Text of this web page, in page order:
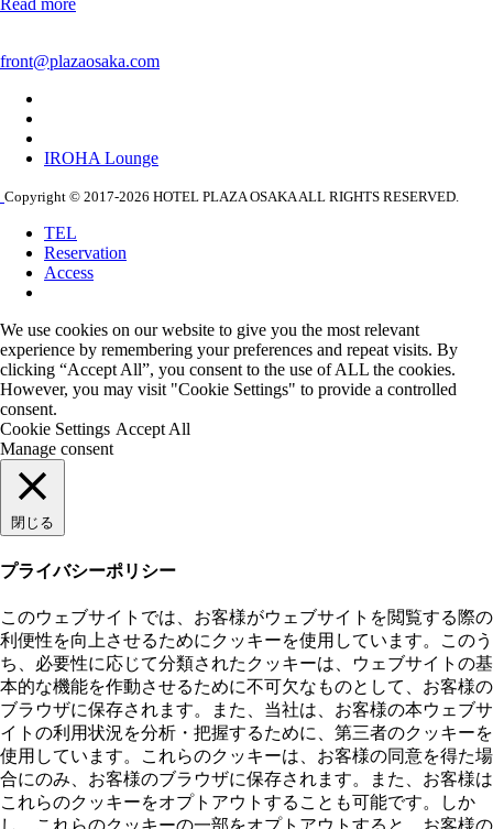
Read more
front@plazaosaka.com
IROHA Lounge
Copyright © 2017-2026 HOTEL PLAZA OSAKA ALL RIGHTS RESERVED.
TEL
Reservation
Access
We use cookies on our website to give you the most relevant
experience by remembering your preferences and repeat visits. By
clicking “Accept All”, you consent to the use of ALL the cookies.
However, you may visit "Cookie Settings" to provide a controlled
consent.
Cookie Settings Accept All
Manage consent
閉じる
プライバシーポリシー
このウェブサイトでは、お客様がウェブサイトを閲覧する際の
利便性を向上させるためにクッキーを使用しています。このう
ち、必要性に応じて分類されたクッキーは、ウェブサイトの基
本的な機能を作動させるために不可欠なものとして、お客様の
ブラウザに保存されます。また、当社は、お客様の本ウェブサ
イトの利用状況を分析・把握するために、第三者のクッキーを
使用しています。これらのクッキーは、お客様の同意を得た場
合にのみ、お客様のブラウザに保存されます。また、お客様は
これらのクッキーをオプトアウトすることも可能です。しか
し、これらのクッキーの一部をオプトアウトすると、お客様の